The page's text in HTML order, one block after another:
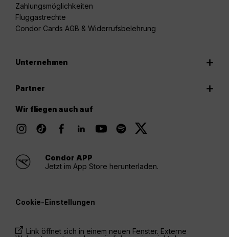
Zahlungsmöglichkeiten
Fluggastrechte
Condor Cards AGB & Widerrufsbelehrung
Unternehmen
Partner
Wir fliegen auch auf
Condor APP
Jetzt im App Store herunterladen.
Cookie-Einstellungen
Link öffnet sich in einem neuen Fenster. Externe